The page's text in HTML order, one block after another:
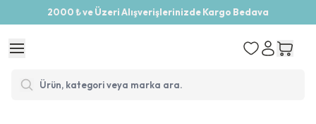
2000 ₺ ve Üzeri Alışverişlerinizde Kargo Bedava